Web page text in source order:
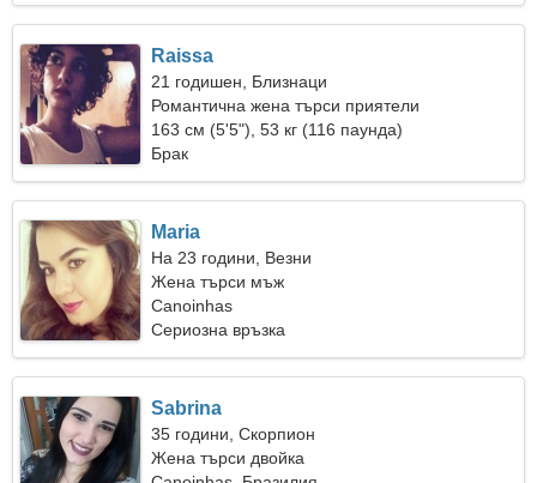
Raissa
21 годишен, Близнаци
Романтична жена търси приятели
163 см (5'5"), 53 кг (116 паунда)
Брак
Maria
На 23 години, Везни
Жена търси мъж
Canoinhas
Сериозна връзка
Sabrina
35 години, Скорпион
Жена търси двойка